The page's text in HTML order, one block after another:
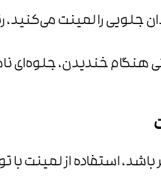
جلویی را لمینت
هنگام خندیدن،
استفاده از لمینت